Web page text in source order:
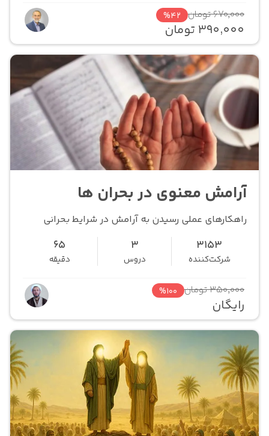
670,000 تومان %42
390,000 تومان
آرامش معنوی در بحران ها
راهکارهای عملی رسیدن به آرامش در شرایط بحرانی
3153
شرکت‌کننده
3
دروس
65
دقیقه
350,000 تومان %100
رایگان